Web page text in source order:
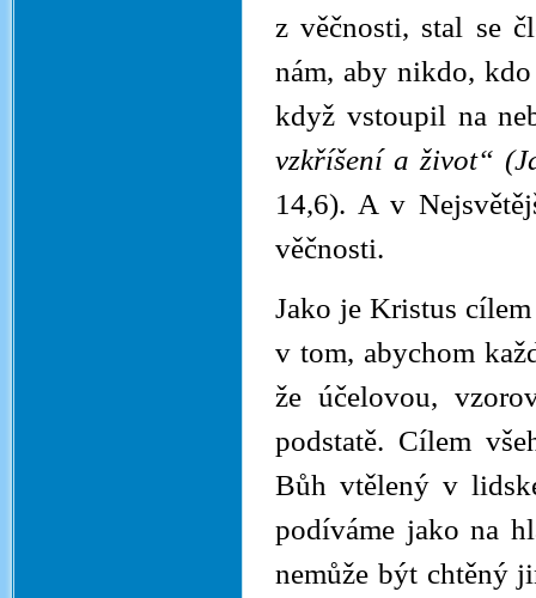
z věčnosti, stal se
nám, aby nikdo,
když vstoupil na
vzkříšení a život“
14,6). A v
věčnosti.
Jako je Kristus
v tom, abychom
že účelovou,
podstatě. Cílem
Bůh vtělený v
podíváme jako na
nemůže být chtěný